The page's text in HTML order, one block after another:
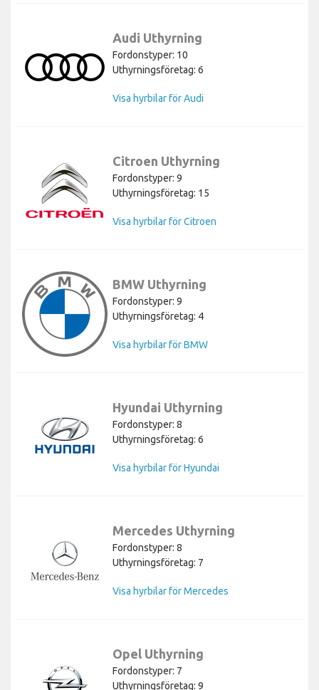
Audi Uthyrning
Fordonstyper: 10
Uthyrningsföretag: 6
Visa hyrbilar för Audi
Citroen Uthyrning
Fordonstyper: 9
Uthyrningsföretag: 15
Visa hyrbilar för Citroen
BMW Uthyrning
Fordonstyper: 9
Uthyrningsföretag: 4
Visa hyrbilar för BMW
Hyundai Uthyrning
Fordonstyper: 8
Uthyrningsföretag: 6
Visa hyrbilar för Hyundai
Mercedes Uthyrning
Fordonstyper: 8
Uthyrningsföretag: 7
Visa hyrbilar för Mercedes
Opel Uthyrning
Fordonstyper: 7
Uthyrningsföretag: 9